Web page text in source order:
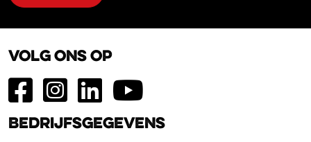
Volg ons op
Bedrijfsgegevens